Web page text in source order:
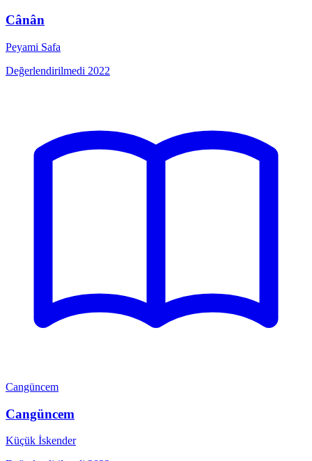
Cânân
Peyami Safa
Değerlendirilmedi 2022
Cangüncem
Cangüncem
Küçük İskender